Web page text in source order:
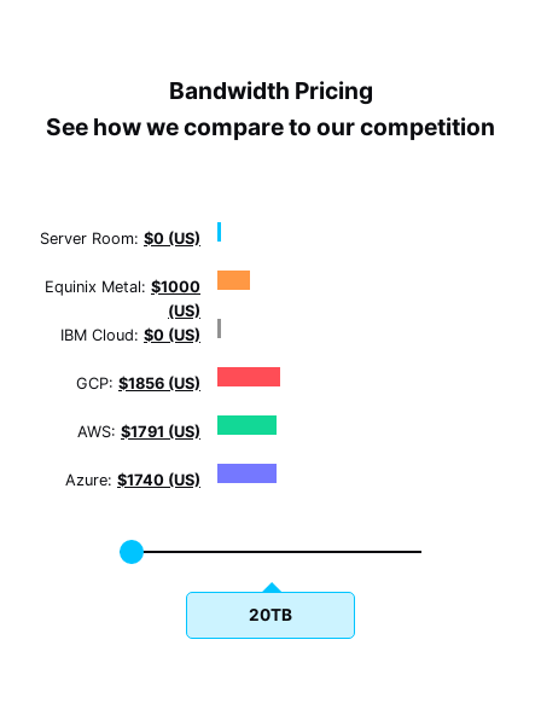
Bandwidth Pricing
See how we compare to our competition
Server Room: $0 (US)
Equinix Metal: $1000
(US)
IBM Cloud: $0 (US)
GCP: $1856 (US)
AWS: $1791 (US)
Azure: $1740 (US)
20TB